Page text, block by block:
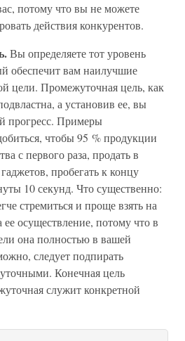
потому что вы не можете
действия конкурентов.
Вы определяете тот уровень
обеспечит вам наилучшие
цели. Промежуточная цель, как
а установив ее, вы
прогресс. Примеры
чтобы 95 % продукции
с первого раза, продать в
пробегать к концу
10 секунд. Что существенно:
стремиться и проще взять на
ее осуществление, потому что в
она полностью в вашей
следует подпирать
Конечная цель
служит конкретной